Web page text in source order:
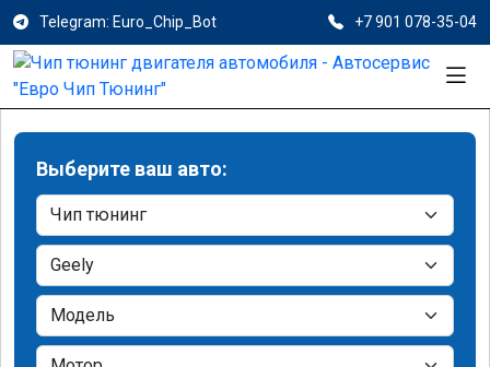
Telegram: Euro_Chip_Bot +7 901 078-35-04
Выберите ваш авто: